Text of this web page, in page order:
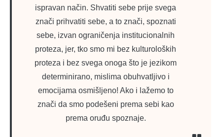
ispravan način. Shvatiti sebe prije svega
znači prihvatiti sebe, a to znači, spoznati
sebe, izvan ograničenja institucionalnih
proteza, jer, tko smo mi bez kulturoloških
proteza i bez svega onoga što je jezikom
determinirano, mislima obuhvatljivo i
emocijama osmišljeno! Ako i lažemo to
znači da smo podešeni prema sebi kao
prema oruđu spoznaje.